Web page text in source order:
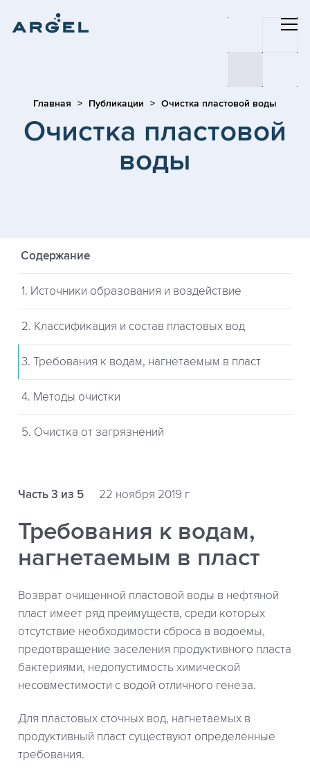
Главная Публикации Очистка пластовой воды
Очистка пластовой
воды
Содержание
1. Источники образования и воздействие
2. Классификация и состав пластовых вод
3. Требования к водам, нагнетаемым в пласт
4. Методы очистки
5. Очистка от загрязнений
Часть 3 из 5 22 ноября 2019 г
Требования к водам,
нагнетаемым в пласт
Возврат очищенной пластовой воды в нефтяной
пласт имеет ряд преимуществ, среди которых
отсутствие необходимости сброса в водоемы,
предотвращение заселения продуктивного пласта
бактериями, недопустимость химической
несовместимости с водой отличного генеза.
Для пластовых сточных вод, нагнетаемых в
продуктивный пласт существуют определенные
требования.